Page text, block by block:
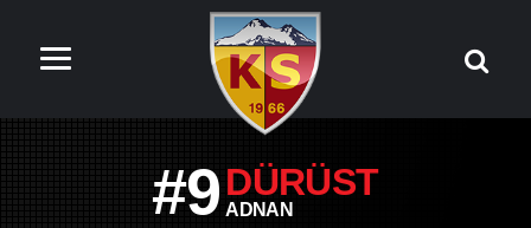
#9DÜRÜST
ADNAN